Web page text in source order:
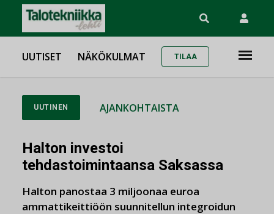
UUTISET NÄKÖKULMAT TILAA
UUTINEN AJANKOHTAISTA
Halton investoi
tehdastoimintaansa Saksassa
Halton panostaa 3 miljoonaa euroa
ammattikeittiöön suunnitellun integroidun